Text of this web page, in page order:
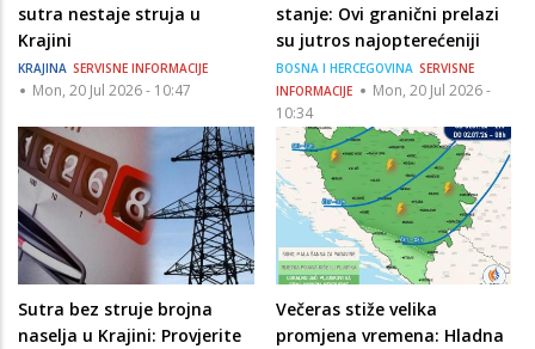
sutra nestaje struja u
Krajini
KRAJINA SERVISNE INFORMACIJE
Mon, 20 Jul 2026 - 10:47
stanje: Ovi granični prelazi
su jutros najopterećeniji
BOSNA I HERCEGOVINA SERVISNE
INFORMACIJE
Mon, 20 Jul 2026 -
10:34
Sutra bez struje brojna
naselja u Krajini: Provjerite
Večeras stiže velika
promjena vremena: Hladna